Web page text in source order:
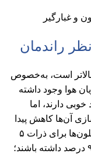
راندمان
است، به‌خصوص
هوا وجود داشته
دارند، اما
آن‌ها کاهش پیدا
می‌کند. EPA گزارش می‌دهد که مولتی‌سیکلون‌ها برای ذرات ۵
میکرون می‌توانند راندمانی در حدود ۸۰ تا ۹۵ درصد داشته باشند؛